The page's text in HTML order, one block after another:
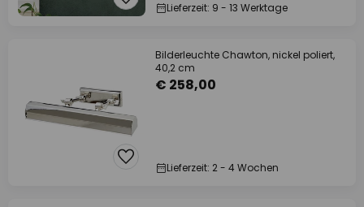
Lieferzeit: 9 - 13 Werktage
Bilderleuchte Chawton, nickel poliert,
40,2 cm
€ 258,00
Lieferzeit: 2 - 4 Wochen